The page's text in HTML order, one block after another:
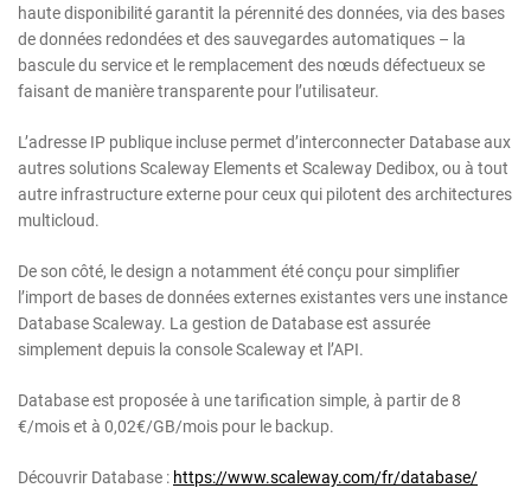
haute disponibilité garantit la pérennité des données, via des bases
de données redondées et des sauvegardes automatiques – la
bascule du service et le remplacement des nœuds défectueux se
faisant de manière transparente pour l’utilisateur.
L’adresse IP publique incluse permet d’interconnecter Database aux
autres solutions Scaleway Elements et Scaleway Dedibox, ou à tout
autre infrastructure externe pour ceux qui pilotent des architectures
multicloud.
De son côté, le design a notamment été conçu pour simplifier
l’import de bases de données externes existantes vers une instance
Database Scaleway. La gestion de Database est assurée
simplement depuis la console Scaleway et l’API.
Database est proposée à une tarification simple, à partir de 8
€/mois et à 0,02€/GB/mois pour le backup.
Découvrir Database : https://www.scaleway.com/fr/database/